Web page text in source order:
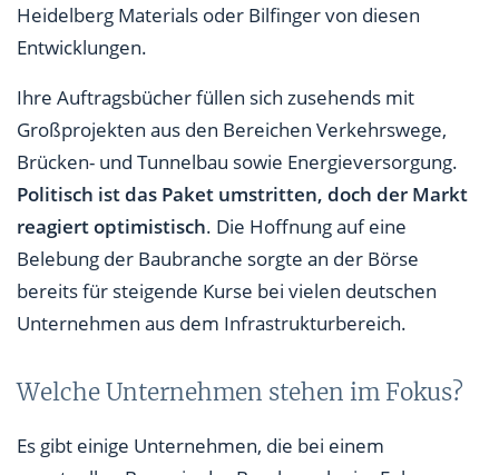
Heidelberg Materials oder Bilfinger von diesen
Entwicklungen.
Ihre Auftragsbücher füllen sich zusehends mit
Großprojekten aus den Bereichen Verkehrswege,
Brücken- und Tunnelbau sowie Energieversorgung.
Politisch ist das Paket umstritten, doch der Markt
reagiert optimistisch. Die Hoffnung auf eine
Belebung der Baubranche sorgte an der Börse
bereits für steigende Kurse bei vielen deutschen
Unternehmen aus dem Infrastrukturbereich.
Welche Unternehmen stehen im Fokus?
Es gibt einige Unternehmen, die bei einem